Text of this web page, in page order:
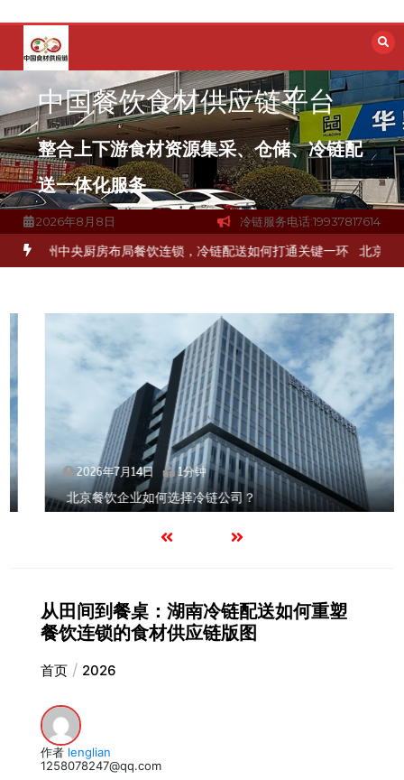
容
中国餐饮食材供应链平台
整合上下游食材资源集采、仓储、冷链配
送一体化服务
2026年8月8日 冷链服务电话:19937817614
品食材流通难题？ 杭州中央厨房布局餐饮连锁，冷链配送如何打通关
2026年7月14日 1分钟
北京餐饮企业如何选择冷链公司？
从田间到餐桌：湖南冷链配送如何重塑
餐饮连锁的食材供应链版图
首页 2026
作者 lenglian
1258078247@qq.com